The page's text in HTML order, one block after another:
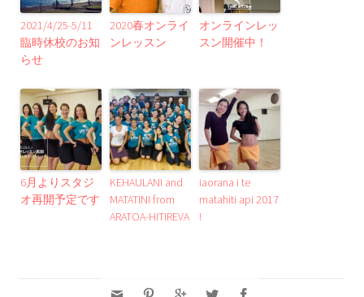
2021/4/25-5/11
臨時休校のお知
らせ
2020春オンライ
ンレッスン
オンラインレッ
スン開催中！
6月よりスタジ
オ再開予定です
KEHAULANI and
MATATINI from
ARATOA-HITIREVA
iaorana i te
matahiti api 2017
!